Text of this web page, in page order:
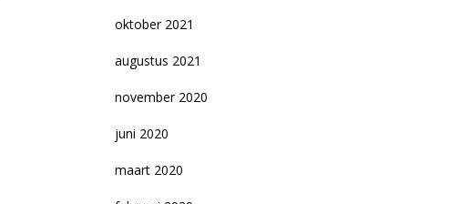
oktober 2021
augustus 2021
november 2020
juni 2020
maart 2020